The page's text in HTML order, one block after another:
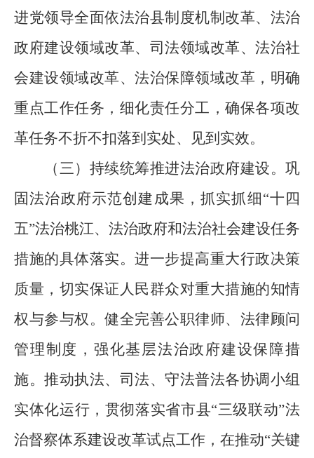
进党领导全面依法治县制度机制改革、法治
政府建设领域改革、司法领域改革、法治社
会建设领域改革、法治保障领域改革，明确
重点工作任务，细化责任分工，确保各项改
革任务不折不扣落到实处、见到实效。
（三）持续统筹推进法治政府建设。 巩
固法治政府示范创建成果，抓实抓细“十四
五”法治桃江、法治政府和法治社会建设任务
措施的具体落实。进一步提高重大行政决策
质量，切实保证人民群众对重大措施的知情
权与参与权。健全完善公职律师、法律顾问
管理制度，强化基层法治政府建设保障措
施。推动执法、司法、守法普法各协调小组
实体化运行，贯彻落实省市县“三级联动”法
治督察体系建设改革试点工作，在推动“关键